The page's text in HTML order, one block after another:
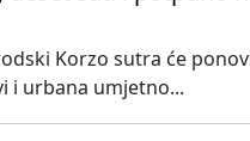
Korzo sutra će
i urbana umjetno...